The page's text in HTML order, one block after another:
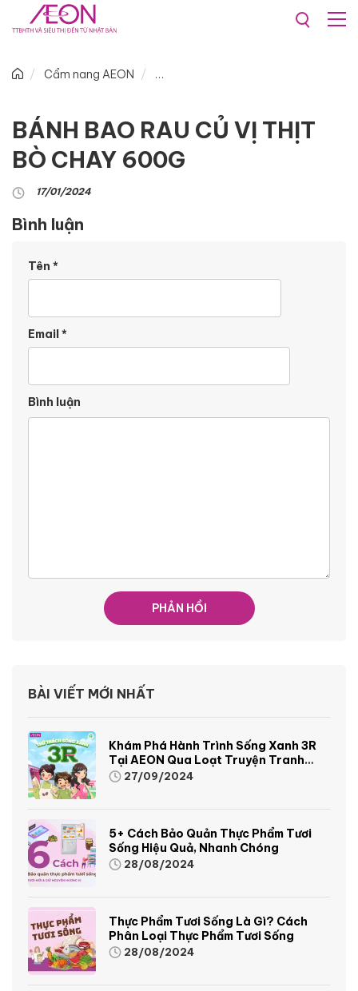
Cẩm nang AEON
BÁNH BAO RAU CỦ VỊ THỊT
BÒ CHAY 600G
17/01/2024
Bình luận
Tên *
Email*
Bình luận
BÀI VIẾT MỚI NHẤT
Khám Phá Hành Trình Sống Xanh 3R
Tại AEON Qua Loạt Truyện Tranh
Sinh Động Và Thú Vị
27/09/2024
5+ Cách Bảo Quản Thực Phẩm Tươi
Sống Hiệu Quả, Nhanh Chóng
28/08/2024
Thực Phẩm Tươi Sống Là Gì? Cách
Phân Loại Thực Phẩm Tươi Sống
28/08/2024